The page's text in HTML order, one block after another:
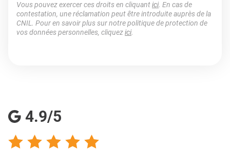
Vous pouvez exercer ces droits en cliquantici. En cas de
contestation, une réclamation peut être introduite auprès de la
CNIL. Pour en savoir plus sur notre politique de protection de
vos données personnelles, cliquezici.
4.9/5